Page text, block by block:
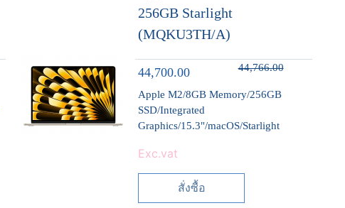
256GB Starlight
(MQKU3TH/A)
44,700.00 44,766.00
Apple M2/8GB Memory/256GB
SSD/Integrated
Graphics/15.3"/macOS/Starlight
Exc.vat
สั่งซื้อ